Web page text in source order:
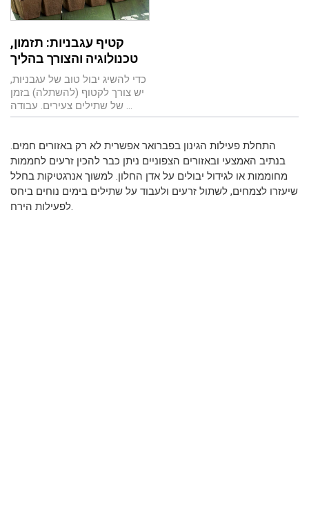
קטיף עגבניות: תזמון,
טכנולוגיה והצורך בהליך
כדי להשיג יבול טוב של עגבניות,
יש צורך לקטוף (להשתלה) בזמן
התחלת פעילות הגינון בפברואר אפשרית לא רק באזורים חמים.
בנתיב האמצעי ובאזורים הצפוניים ניתן כבר להכין זרעים לחממות
מחוממות או לגידול יבולים על אדן החלון. למשוך אנרגטיקות בחלל
שיעזרו לצמחים, לשתול זרעים ולעבוד על שתילים בימים נוחים ביחס